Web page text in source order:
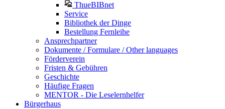
ThueBIBnet
Service
Bibliothek der Dinge
Bestellung Fernleihe
Ansprechpartner
Dokumente / Formulare / Other languages
Förderverein
Fristen & Gebühren
Geschichte
Häufige Fragen
MENTOR - Die Leselernhelfer
Bürgerhaus